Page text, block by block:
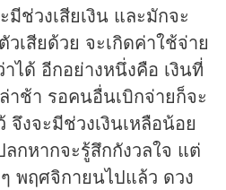
ช่วงเสียเงิน และมักจะ
เสียด้วย จะเกิดค่าใช้จ่าย
ได้ อีกอย่างหนึ่งคือ เงินที่
าช้า รอคนอื่นเบิกจ่ายก็จะ
จึงจะมีช่วงเงินเหลือน้อย
กหากจะรู้สึกกังวลใจ แต่
พฤศจิกายนไปแล้ว ดวง